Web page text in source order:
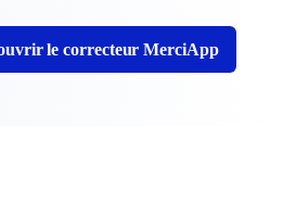
le correcteur MerciApp